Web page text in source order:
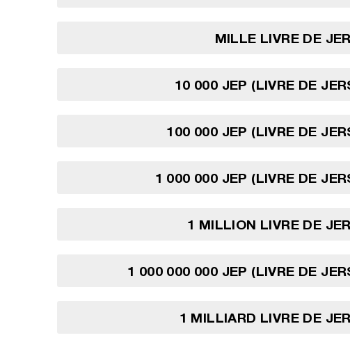
MILLE LIVRE DE
10 000 JEP (LIVRE DE
100 000 JEP (LIVRE DE
1 000 000 JEP (LIVRE DE
1 MILLION LIVRE DE
1 000 000 000 JEP (LIVRE DE
1 MILLIARD LIVRE DE